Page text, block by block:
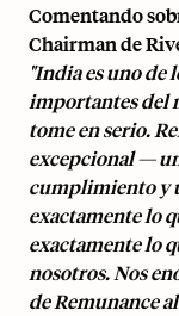
Comentando
Chairman de
"India es uno de
importantes del
tome en serio.
excepcional —
cumplimiento y
exactamente lo
exactamente lo
nosotros. Nos
de Remunance